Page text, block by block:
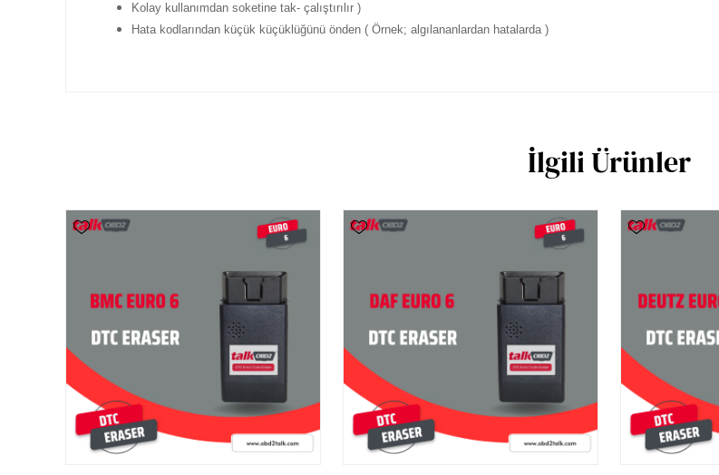
Kolay kullanımdan soketine tak- çalıştırılır )
Hata kodlarından küçük küçüklüğünü önden ( Örnek; algılananlardan hatalarda )
İlgili Ürünler